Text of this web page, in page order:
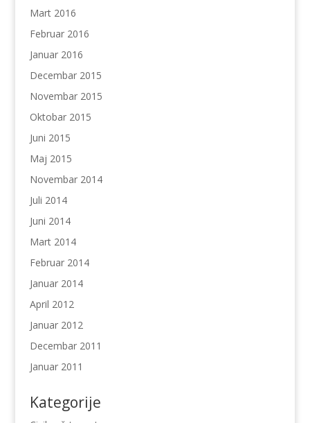
Mart 2016
Februar 2016
Januar 2016
Decembar 2015
Novembar 2015
Oktobar 2015
Juni 2015
Maj 2015
Novembar 2014
Juli 2014
Juni 2014
Mart 2014
Februar 2014
Januar 2014
April 2012
Januar 2012
Decembar 2011
Januar 2011
Kategorije